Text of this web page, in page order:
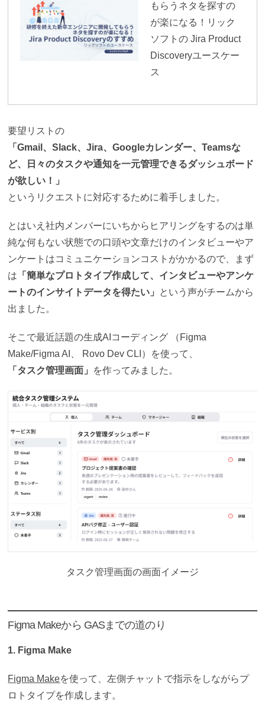
もらうネタを探すの
が楽になる！リック
ソフトの Jira Product
Discoveryユースケー
ス
要望リストの
「Gmail、Slack、Jira、Googleカレンダー、Teamsな
ど、日々のタスクや通知を一元管理できるダッシュボード
が欲しい！」
というリクエストに対応するために着手しました。
とはいえ社内メンバーにいちからヒアリングをするのは単
純な何もない状態での口頭や文章だけのインタビューやア
ンケートはコミュニケーションコストがかかるので、まず
は 「簡単なプロトタイプ作成して、インタビューやアンケ
ートのインサイトデータを得たい」 という声がチームから
出ました。
そこで最近話題の生成AIコーディング （Figma
Make/Figma AI、 Rovo Dev CLI）を使って、
「タスク管理画面」 を作ってみました。
タスク管理画面の画面イメージ
Figma Makeから GASまでの道のり
1. Figma Make
Figma Makeを使って、左側チャットで指示をしながらプ
ロトタイプを作成します。